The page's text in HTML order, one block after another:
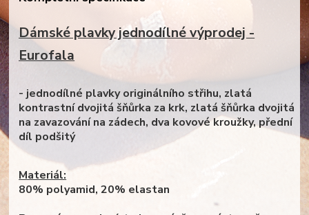
Dámské plavky jednodílné výprodej -
Eurofala
- jednodílné plavky originálního střihu, zlatá
kontrastní dvojitá šňůrka za krk, zlatá šňůrka dvojitá
na zavazování na zádech, dva kovové kroužky, přední
díl podšitý
Materiál:
80% polyamid, 20% elastan